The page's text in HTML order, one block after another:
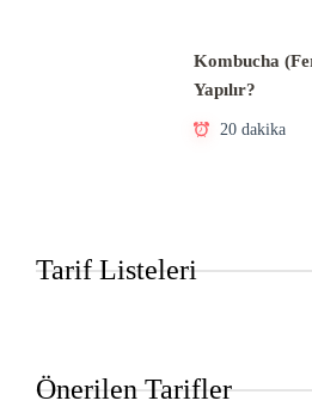
Kombucha
Yapılır?
20 dakika
Tarif Listeleri
Önerilen Tarifler